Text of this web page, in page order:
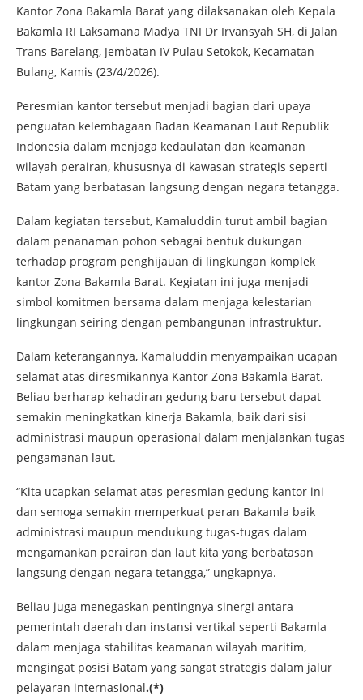
Kantor Zona Bakamla Barat yang dilaksanakan oleh Kepala
Bakamla RI Laksamana Madya TNI Dr Irvansyah SH, di Jalan
Trans Barelang, Jembatan IV Pulau Setokok, Kecamatan
Bulang, Kamis (23/4/2026).
Peresmian kantor tersebut menjadi bagian dari upaya
penguatan kelembagaan Badan Keamanan Laut Republik
Indonesia dalam menjaga kedaulatan dan keamanan
wilayah perairan, khususnya di kawasan strategis seperti
Batam yang berbatasan langsung dengan negara tetangga.
Dalam kegiatan tersebut, Kamaluddin turut ambil bagian
dalam penanaman pohon sebagai bentuk dukungan
terhadap program penghijauan di lingkungan komplek
kantor Zona Bakamla Barat. Kegiatan ini juga menjadi
simbol komitmen bersama dalam menjaga kelestarian
lingkungan seiring dengan pembangunan infrastruktur.
Dalam keterangannya, Kamaluddin menyampaikan ucapan
selamat atas diresmikannya Kantor Zona Bakamla Barat.
Beliau berharap kehadiran gedung baru tersebut dapat
semakin meningkatkan kinerja Bakamla, baik dari sisi
administrasi maupun operasional dalam menjalankan tugas
pengamanan laut.
“Kita ucapkan selamat atas peresmian gedung kantor ini
dan semoga semakin memperkuat peran Bakamla baik
administrasi maupun mendukung tugas-tugas dalam
mengamankan perairan dan laut kita yang berbatasan
langsung dengan negara tetangga,” ungkapnya.
Beliau juga menegaskan pentingnya sinergi antara
pemerintah daerah dan instansi vertikal seperti Bakamla
dalam menjaga stabilitas keamanan wilayah maritim,
mengingat posisi Batam yang sangat strategis dalam jalur
pelayaran internasional.(*)